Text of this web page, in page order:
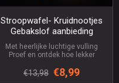
Stroopwafel- Kruidnootjes
Gebakslof aanbieding
Met heerlijke luchtige vulling
Proef en ontdek hoe lekker
€13,98 €8,99